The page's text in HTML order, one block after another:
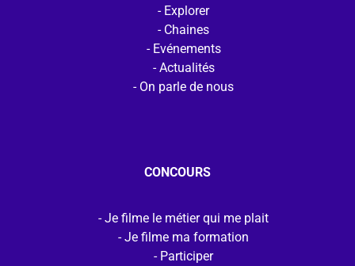
Explorer
Chaines
Evénements
Actualités
On parle de nous
CONCOURS
Je filme le métier qui me plait
Je filme ma formation
Participer